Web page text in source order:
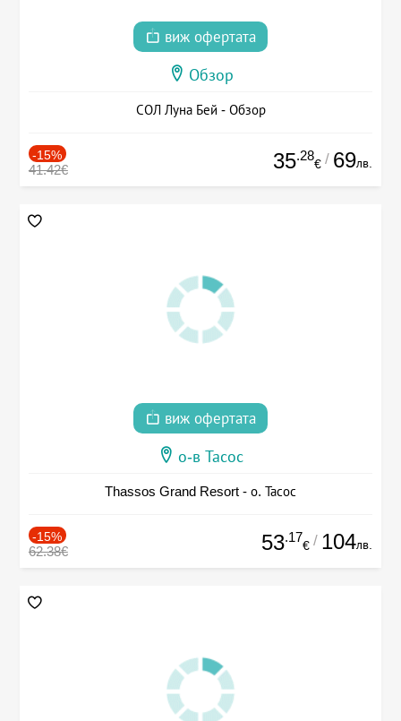
виж офертата
Обзор
СОЛ Луна Бей - Обзор
-15%
41.42€ 35.28
€ / 69лв.
виж офертата
о-в Тасос
Thassos Grand Resort - о. Тасос
-15%
62.38€ 53.17
€ / 104лв.